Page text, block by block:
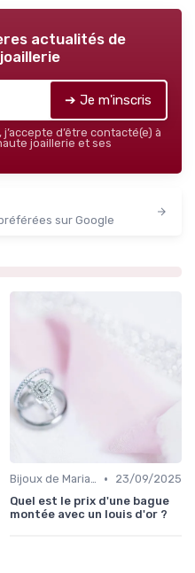
actualités de
➔ Je m'inscris
d’être contacté(e) à
joaillerie et ses
sur Google
Bijoux de Mariage et de Fiançailles •
23/09/2025
Quel est le prix d'une bague
montée avec un louis d'or ?